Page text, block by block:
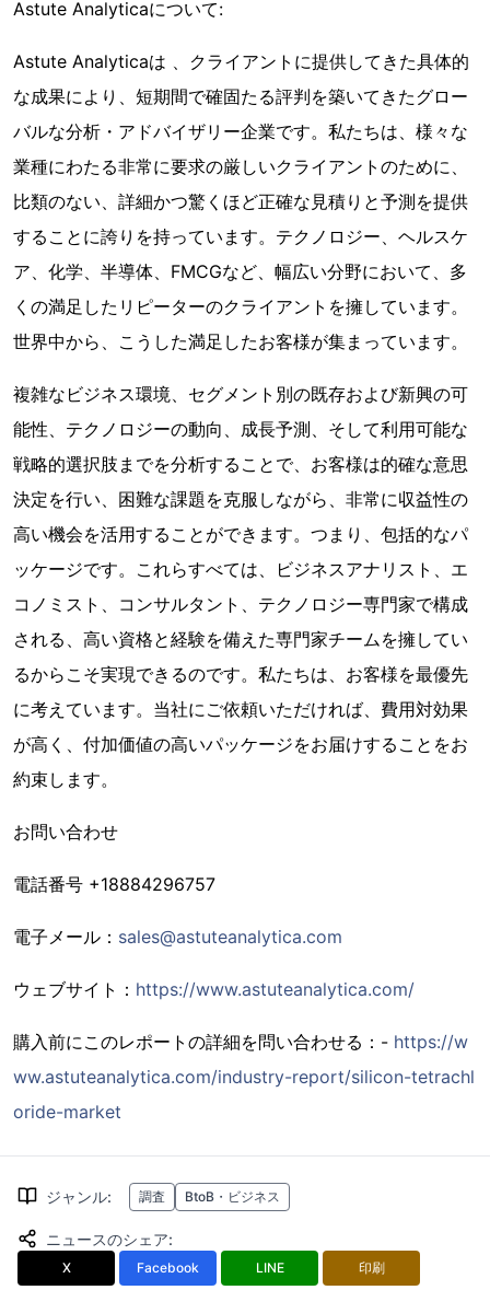
Astute Analyticaについて:
Astute Analyticaは 、クライアントに提供してきた具体的
な成果により、短期間で確固たる評判を築いてきたグロー
バルな分析・アドバイザリー企業です。私たちは、様々な
業種にわたる非常に要求の厳しいクライアントのために、
比類のない、詳細かつ驚くほど正確な見積りと予測を提供
することに誇りを持っています。テクノロジー、ヘルスケ
ア、化学、半導体、FMCGなど、幅広い分野において、多
くの満足したリピーターのクライアントを擁しています。
世界中から、こうした満足したお客様が集まっています。
複雑なビジネス環境、セグメント別の既存および新興の可
能性、テクノロジーの動向、成長予測、そして利用可能な
戦略的選択肢までを分析することで、お客様は的確な意思
決定を行い、困難な課題を克服しながら、非常に収益性の
高い機会を活用することができます。つまり、包括的なパ
ッケージです。これらすべては、ビジネスアナリスト、エ
コノミスト、コンサルタント、テクノロジー専門家で構成
される、高い資格と経験を備えた専門家チームを擁してい
るからこそ実現できるのです。私たちは、お客様を最優先
に考えています。当社にご依頼いただければ、費用対効果
が高く、付加価値の高いパッケージをお届けすることをお
約束します。
お問い合わせ
電話番号 +18884296757
電子メール： sales@astuteanalytica.com
ウェブサイト： https://www.astuteanalytica.com/
購入前にこのレポートの詳細を問い合わせる：- https://w
ww.astuteanalytica.com/industry-report/silicon-tetrachl
oride-market
ジャンル: 調査 BtoB・ビジネス
ニュースのシェア:
X Facebook LINE 印刷